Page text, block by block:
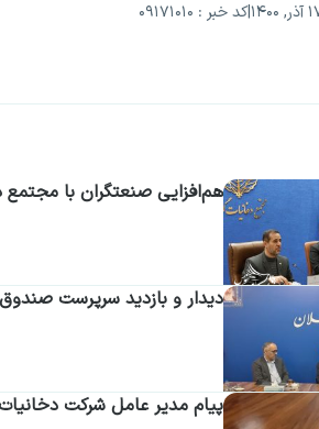
|کد خبر : 09171010
هم‌افزایی صنعتگران با مجتمع
دیدار و بازدید سرپرست
پیام مدیر عامل شرکت دخانیات